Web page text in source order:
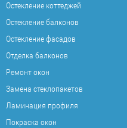
Остекление коттеджей
Остекление балконов
Остекление фасадов
Отделка балконов
Ремонт окон
Замена стеклопакетов
Ламинация профиля
Покраска окон